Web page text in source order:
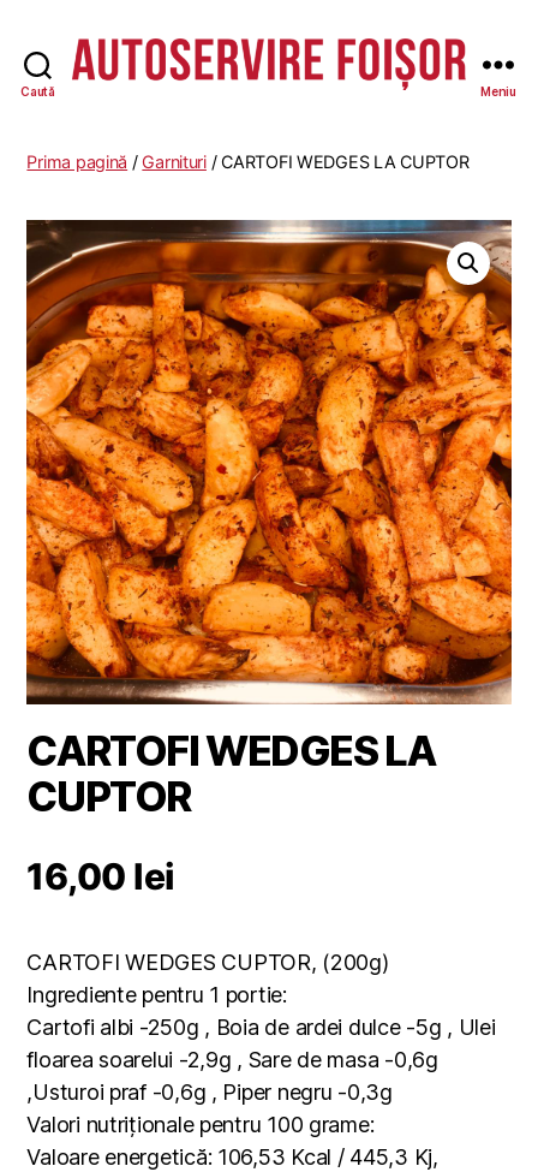
Caută
-
Meniu
Prima pagină /Garnituri/ CARTOFI WEDGES LA CUPTOR
CARTOFI WEDGES LA
CUPTOR
16,00 lei
CARTOFI WEDGES CUPTOR, (200g)
Ingrediente pentru 1 portie:
Cartofi albi -250g , Boia de ardei dulce -5g , Ulei
floarea soarelui -2,9g , Sare de masa -0,6g
,Usturoi praf -0,6g , Piper negru -0,3g
Valori nutriționale pentru 100 grame:
Valoare energetică: 106,53 Kcal / 445,3 Kj,